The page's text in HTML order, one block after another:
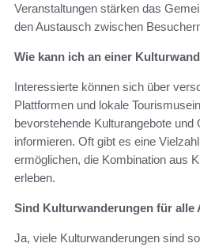
Veranstaltungen stärken das
den Austausch zwischen
Wie kann ich an einer
Interessierte können sich über
Plattformen und lokale
bevorstehende Kulturangebote und
informieren. Oft gibt es eine
ermöglichen, die Kombination aus
erleben.
Sind Kulturwanderungen für alle
Ja, viele Kulturwanderungen sind